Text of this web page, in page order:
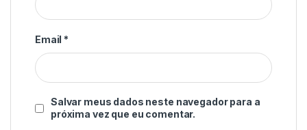
Email *
Salvar meus dados neste navegador para a
próxima vez que eu comentar.